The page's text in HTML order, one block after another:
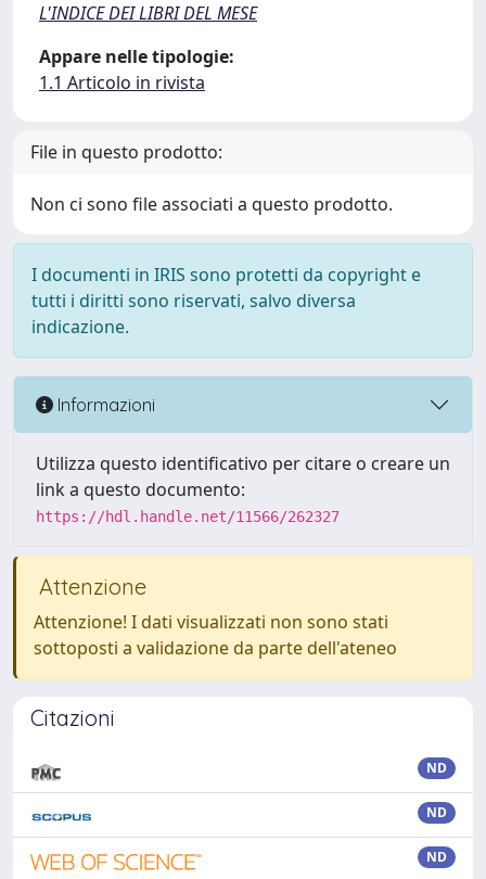
L'INDICE DEI LIBRI DEL MESE
Appare nelle tipologie:
1.1 Articolo in rivista
File in questo prodotto:
Non ci sono file associati a questo prodotto.
I documenti in IRIS sono protetti da copyright e
tutti i diritti sono riservati, salvo diversa
indicazione.
Informazioni
Utilizza questo identificativo per citare o creare un
link a questo documento:
https://hdl.handle.net/11566/262327
Attenzione
Attenzione! I dati visualizzati non sono stati
sottoposti a validazione da parte dell'ateneo
Citazioni
ND
ND
ND